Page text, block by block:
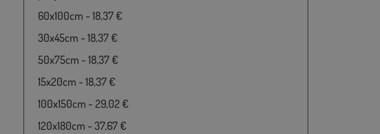
60x100cm - 18,37 €
30x45cm - 18,37 €
50x75cm - 18,37 €
15x20cm - 18,37 €
100x150cm - 29,02 €
120x180cm - 37,67 €